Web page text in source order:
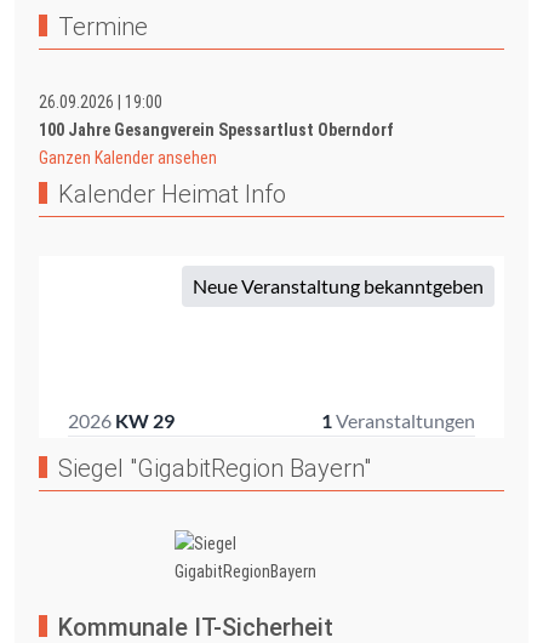
Termine
26.09.2026
19:00
100 Jahre Gesangverein Spessartlust Oberndorf
Ganzen Kalender ansehen
Kalender Heimat Info
Siegel "GigabitRegion Bayern"
Kommunale IT-Sicherheit